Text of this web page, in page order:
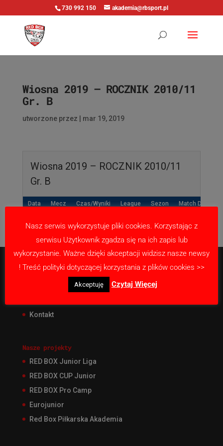
730 992 150 akademia@rbsport.pl
Wiosna 2019 – ROCZNIK 2010/11
Gr. B
utworzone przez mar 19, 2019
Wiosna 2019 – ROCZNIK 2010/11
Gr. B
Data Mecz Czas/Wyniki League Sezon Match Day
O Akademii
Kontakt
Nasze projekty
RED BOX Junior Liga
RED BOX CUP Junior
RED BOX Pro Camp
Eurojunior
Red Box Piłkarska Akademia
Nasz serwis wykorzystuje pliki cookies. Korzystając z
serwisu Użytkownik zgadza się na ich zapis lub
wykorzystanie. Ważne dzięki akceptacji widzisz nasze newsy
! Treść polityki dotyczącej korzystania z plików cookies >>
Akceptuję Czytaj Więcej